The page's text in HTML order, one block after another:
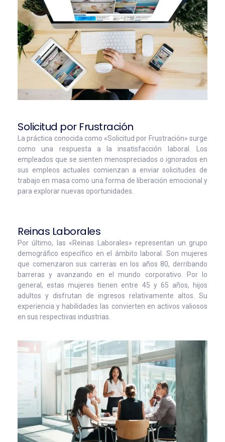
Solicitud por Frustración
La práctica conocida como «Solicitud por Frustración» surge
como una respuesta a la insatisfacción laboral. Los
empleados que se sienten menospreciados o ignorados en
sus empleos actuales comienzan a enviar solicitudes de
trabajo en masa como una forma de liberación emocional y
para explorar nuevas oportunidades.
Reinas Laborales
Por último, las «Reinas Laborales» representan un grupo
demográfico específico en el ámbito laboral. Son mujeres
que comenzaron sus carreras en los años 80, derribando
barreras y avanzando en el mundo corporativo. Por lo
general, estas mujeres tienen entre 45 y 65 años, hijos
adultos y disfrutan de ingresos relativamente altos. Su
experiencia y habilidades las convierten en activos valiosos
en sus respectivas industrias.